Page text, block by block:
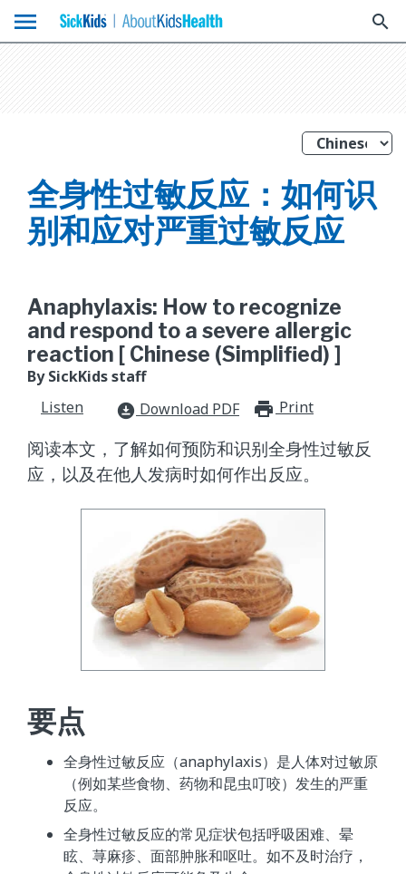
menu search
全身性过敏反应：如何识
别和应对严重过敏反应
Anaphylaxis: How to recognize
and respond to a severe allergic
reaction [ Chinese (Simplified) ]
By SickKids staff
Listen
download_for_offline Download PDF Print
阅读本文，了解如何预防和识别全身性过敏反
应，以及在他人发病时如何作出反应。
要点
全身性过敏反应（anaphylaxis）是人体对过敏原
（例如某些食物、药物和昆虫叮咬）发生的严重
反应。
全身性过敏反应的常见症状包括呼吸困难、晕
眩、荨麻疹、面部肿胀和呕吐。如不及时治疗，